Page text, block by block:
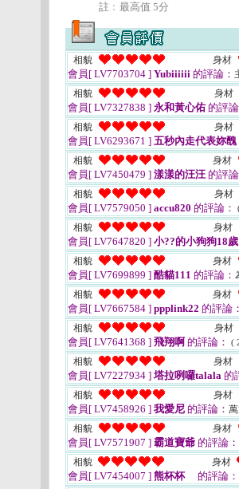
註﹕最高值 5分
相貌 身材
會員[ LV7703704 ] Yubiiiiii 的評論：
相貌 身材
會員[ LV7327838 ] 永和黃心佑 的評論
相貌 身材
會員[ LV6293671 ] 五秒內走代表妳醜
相貌 身材
會員[ LV7450479 ] 漾漾的汪汪 的評論
相貌 身材
會員[ LV7579050 ] accu820 的評論：
相貌 身材
會員[ LV7647820 ] 小??的小狗狗18歲
相貌 身材
會員[ LV7699899 ] 酷貓111 的評論：
相貌 身材
會員[ LV7667584 ] ppplink22 的評論：
相貌 身材
會員[ LV7641368 ] 飛翔啊 的評論： (
相貌 身材
會員[ LV7227934 ]塔拉咧囉talala 的
相貌 身材
會員[ LV7458926 ] 我愛尼 的評論：
相貌 身材
會員[ LV7571907 ] 霸道寶爺 的評論：
相貌 身材
會員[ LV7454007 ] 熊杯杯 的評論：